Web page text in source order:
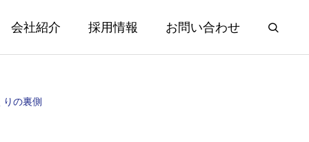
会社紹介 採用情報 お問い合わせ
りの裏側